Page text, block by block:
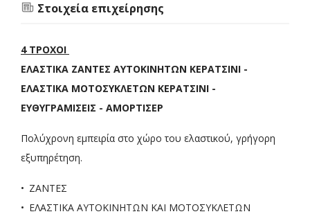
Στοιχεία επιχείρησης
4 ΤΡΟΧΟΙ
ΕΛΑΣΤΙΚΑ ΖΑΝΤΕΣ ΑΥΤΟΚΙΝΗΤΩΝ ΚΕΡΑΤΣΙΝΙ -
ΕΛΑΣΤΙΚΑ ΜΟΤΟΣΥΚΛΕΤΩΝ ΚΕΡΑΤΣΙΝΙ -
ΕΥΘΥΓΡΑΜΙΣΕΙΣ - ΑΜΟΡΤΙΣΕΡ
Πολύχρονη εμπειρία στο χώρο του ελαστικού, γρήγορη
εξυπηρέτηση.
ΖΑΝΤΕΣ
ΕΛΑΣΤΙΚΑ ΑΥΤΟΚΙΝΗΤΩΝ ΚΑΙ ΜΟΤΟΣΥΚΛΕΤΩΝ